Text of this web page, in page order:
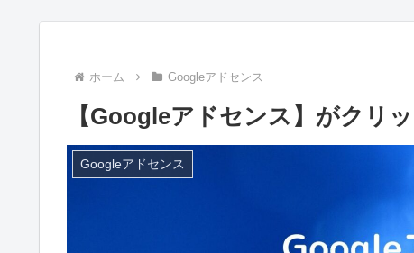
ホーム Googleアドセンス
【Googleアドセンス】がクリ
Googleアドセンス